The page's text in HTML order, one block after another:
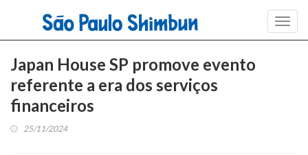
Japan House SP promove evento
referente a era dos serviços
financeiros
25/11/2024